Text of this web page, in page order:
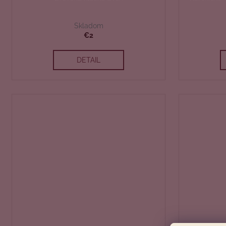
Skladom
€2
DETAIL